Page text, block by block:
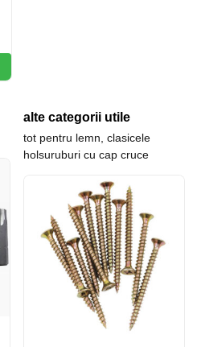
alte categorii utile
tot pentru lemn, clasicele
holsuruburi cu cap cruce